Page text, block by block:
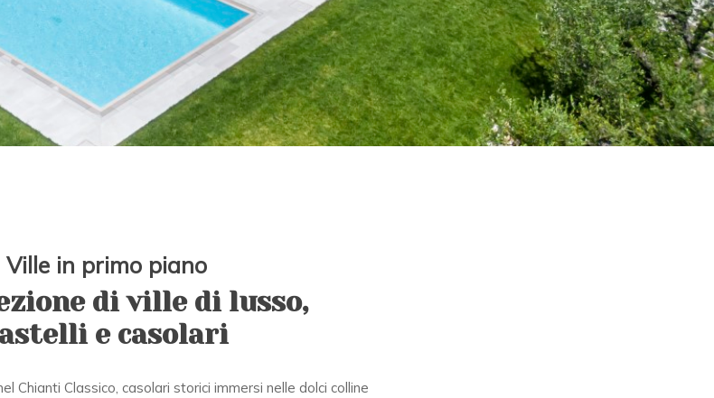
Ville in primo piano
di ville di lusso,
e casolari
Chianti Classico, casolari storici immersi nelle dolci colline